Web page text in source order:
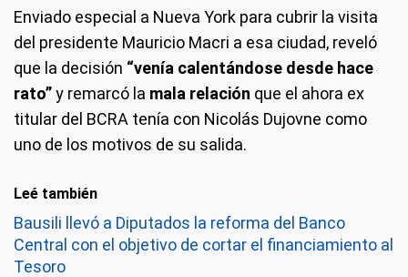
Enviado especial a Nueva York para cubrir la visita
del presidente Mauricio Macri a esa ciudad, reveló
que la decisión “venía calentándose desde hace
rato”y remarcó la mala relación que el ahora ex
titular del BCRA tenía con Nicolás Dujovne como
uno de los motivos de su salida.
Leé también
Bausili llevó a Diputados la reforma del Banco
Central con el objetivo de cortar el financiamiento al
Tesoro